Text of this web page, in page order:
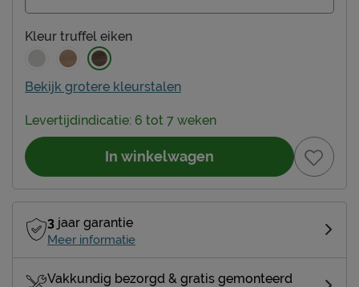
Kleur truffel eiken
Bekijk grotere kleurstalen
Levertijdindicatie: 6 tot 7 weken
In winkelwagen
3 jaar garantie
Meer informatie
Vakkundig bezorgd & gratis gemonteerd